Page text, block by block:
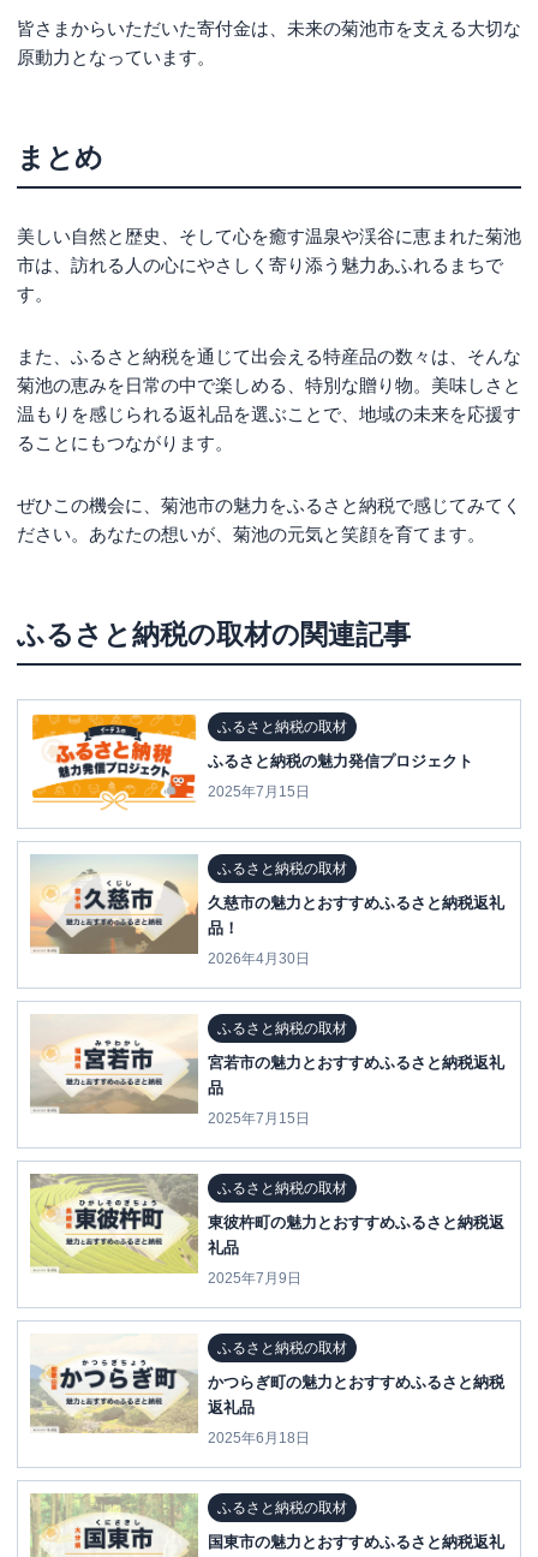
皆さまからいただいた寄付金は、未来の菊池市を支える大切な
原動力となっています。
まとめ
美しい自然と歴史、そして心を癒す温泉や渓谷に恵まれた菊池
市は、訪れる人の心にやさしく寄り添う魅力あふれるまちで
す。
また、ふるさと納税を通じて出会える特産品の数々は、そんな
菊池の恵みを日常の中で楽しめる、特別な贈り物。美味しさと
温もりを感じられる返礼品を選ぶことで、地域の未来を応援す
ることにもつながります。
ぜひこの機会に、菊池市の魅力をふるさと納税で感じてみてく
ださい。あなたの想いが、菊池の元気と笑顔を育てます。
ふるさと納税の取材の関連記事
ふるさと納税の取材
ふるさと納税の魅力発信プロジェクト
2025年7月15日
ふるさと納税の取材
久慈市の魅力とおすすめふるさと納税返礼
品！
2026年4月30日
ふるさと納税の取材
宮若市の魅力とおすすめふるさと納税返礼
品
2025年7月15日
ふるさと納税の取材
東彼杵町の魅力とおすすめふるさと納税返
礼品
2025年7月9日
ふるさと納税の取材
かつらぎ町の魅力とおすすめふるさと納税
返礼品
2025年6月18日
ふるさと納税の取材
国東市の魅力とおすすめふるさと納税返礼